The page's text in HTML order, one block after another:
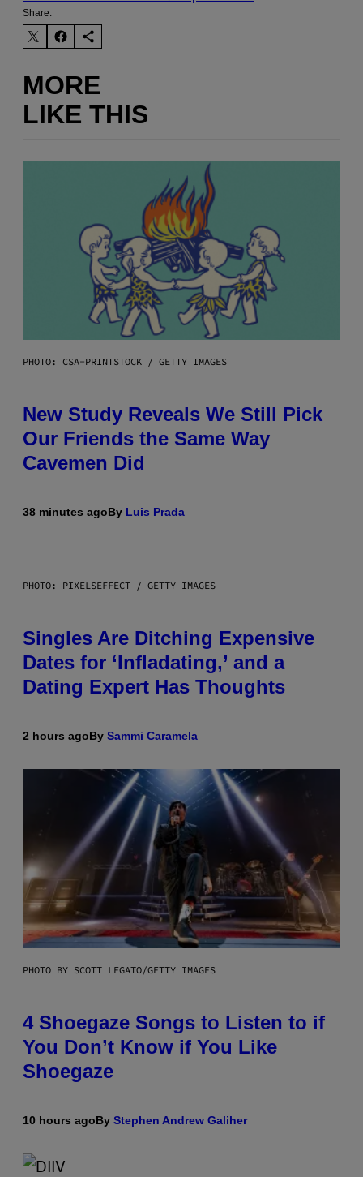
Share:
MORE
LIKE THIS
PHOTO: CSA-PRINTSTOCK / GETTY IMAGES
New Study Reveals We Still Pick
Our Friends the Same Way
Cavemen Did
38 minutes agoBy Luis Prada
PHOTO: PIXELSEFFECT / GETTY IMAGES
Singles Are Ditching Expensive
Dates for ‘Infladating,’ and a
Dating Expert Has Thoughts
2 hours agoBy Sammi Caramela
PHOTO BY SCOTT LEGATO/GETTY IMAGES
4 Shoegaze Songs to Listen to if
You Don’t Know if You Like
Shoegaze
10 hours agoBy Stephen Andrew Galiher